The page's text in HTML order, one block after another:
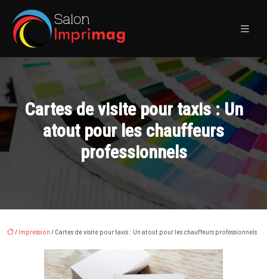
Cartes de visite pour taxis : Un
atout pour les chauffeurs
professionnels
/ Impression / Cartes de visite pour taxis : Un atout pour les chauffeurs professionnels